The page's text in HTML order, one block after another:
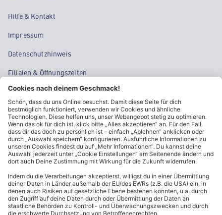
Hilfe & Kontakt
Impressum
Datenschutzhinweis
Filialen & Öffnungszeiten
Kontakt
Cookie-Einstellungen
Kundeninformationen
ALDI Nord folgen